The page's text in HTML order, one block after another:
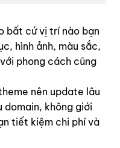
bất cứ vị trí nào bạn
hình ảnh, màu sắc,
phong cách cũng
nên update lâu
domain, không giới
tiết kiệm chi phí và